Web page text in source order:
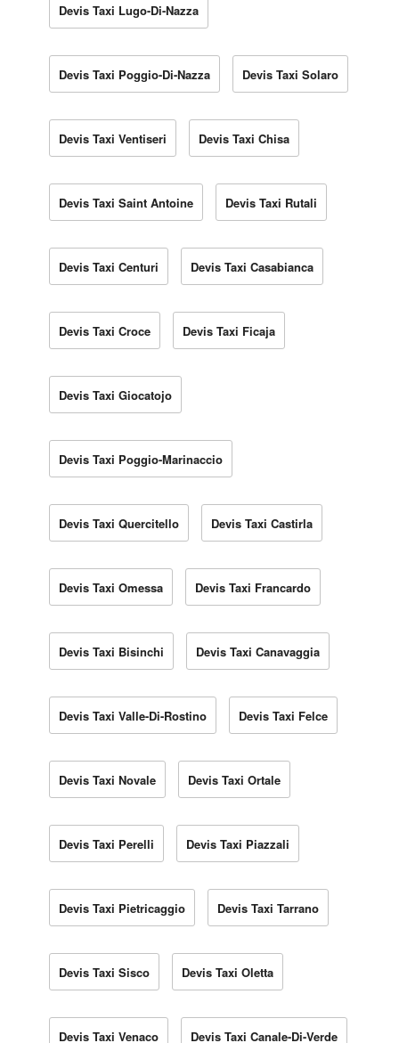
Devis Taxi Lugo-Di-Nazza
Devis Taxi Poggio-Di-Nazza Devis Taxi Solaro
Devis Taxi Ventiseri Devis Taxi Chisa
Devis Taxi Saint Antoine Devis Taxi Rutali
Devis Taxi Centuri Devis Taxi Casabianca
Devis Taxi Croce Devis Taxi Ficaja
Devis Taxi Giocatojo
Devis Taxi Poggio-Marinaccio
Devis Taxi Quercitello Devis Taxi Castirla
Devis Taxi Omessa Devis Taxi Francardo
Devis Taxi Bisinchi Devis Taxi Canavaggia
Devis Taxi Valle-Di-Rostino Devis Taxi Felce
Devis Taxi Novale Devis Taxi Ortale
Devis Taxi Perelli Devis Taxi Piazzali
Devis Taxi Pietricaggio Devis Taxi Tarrano
Devis Taxi Sisco Devis Taxi Oletta
Devis Taxi Venaco Devis Taxi Canale-Di-Verde